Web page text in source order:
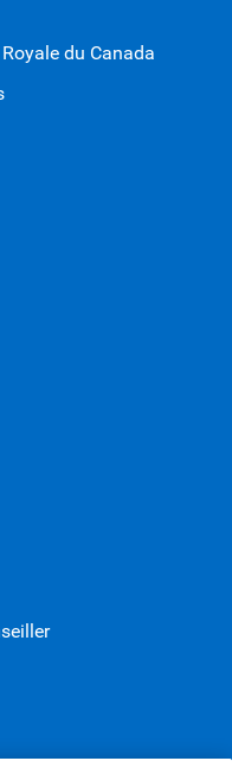
du Canada